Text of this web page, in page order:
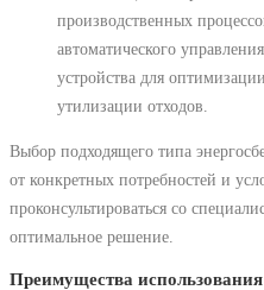
производственных
автоматического
устройства для
утилизации отходов.
Выбор подходящего типа
от конкретных потребностей и
проконсультироваться со
оптимальное решение.
Преимущества